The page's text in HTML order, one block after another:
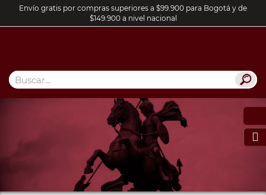
Envío gratis por compras superiores a $99.900 para Bogotá y de
$149.900 a nivel nacional
